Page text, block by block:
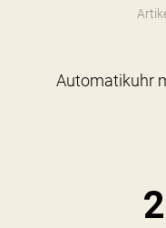
Automatikuhr